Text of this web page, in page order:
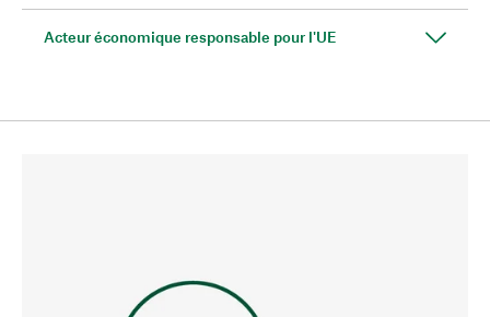
Acteur économique responsable pour l'UE